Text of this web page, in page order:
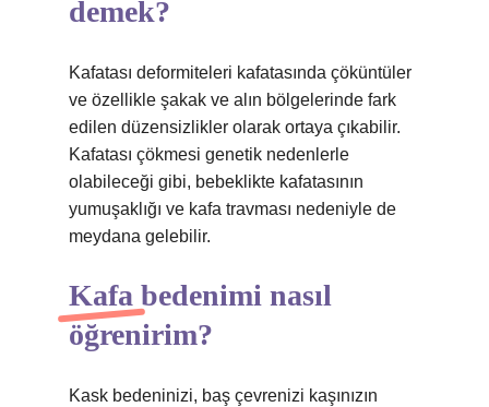
demek?
Kafatası deformiteleri kafatasında çöküntüler
ve özellikle şakak ve alın bölgelerinde fark
edilen düzensizlikler olarak ortaya çıkabilir.
Kafatası çökmesi genetik nedenlerle
olabileceği gibi, bebeklikte kafatasının
yumuşaklığı ve kafa travması nedeniyle de
meydana gelebilir.
Kafa bedenimi nasıl
öğrenirim?
Kask bedeninizi, baş çevrenizi kaşınızın